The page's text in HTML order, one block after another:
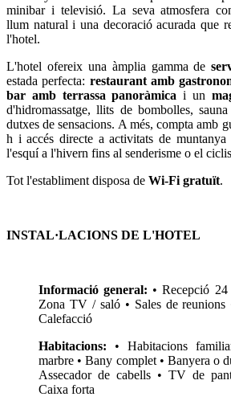
minibar i televisió. La seva atmosfera
llum natural i una decoració acurada que
l'hotel.
L'hotel ofereix una àmplia gamma de
estada perfecta: restaurant amb
bar amb terrassa panoràmica i un
d'hidromassatge, llits de bombolles,
dutxes de sensacions. A més, compta amb
h i accés directe a activitats de
l'esquí a l'hivern fins al senderisme o el
Tot l'establiment disposa de Wi-Fi gratuït.
INSTAL·LACIONS DE L'HOTEL
Informació general: • Recepció 24
Zona TV / saló • Sales de reunions
Calefacció
Habitacions: • Habitacions
marbre • Bany complet • Banyera o
Assecador de cabells • TV de
Caixa forta